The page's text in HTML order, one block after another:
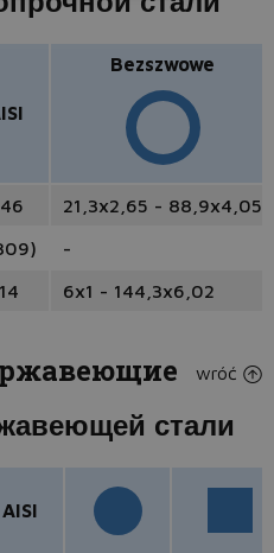
Bezszwowe
21,3x2,65 - 88,9x4,05
-
6x1 - 144,3x6,02
wróć
стали
AISI